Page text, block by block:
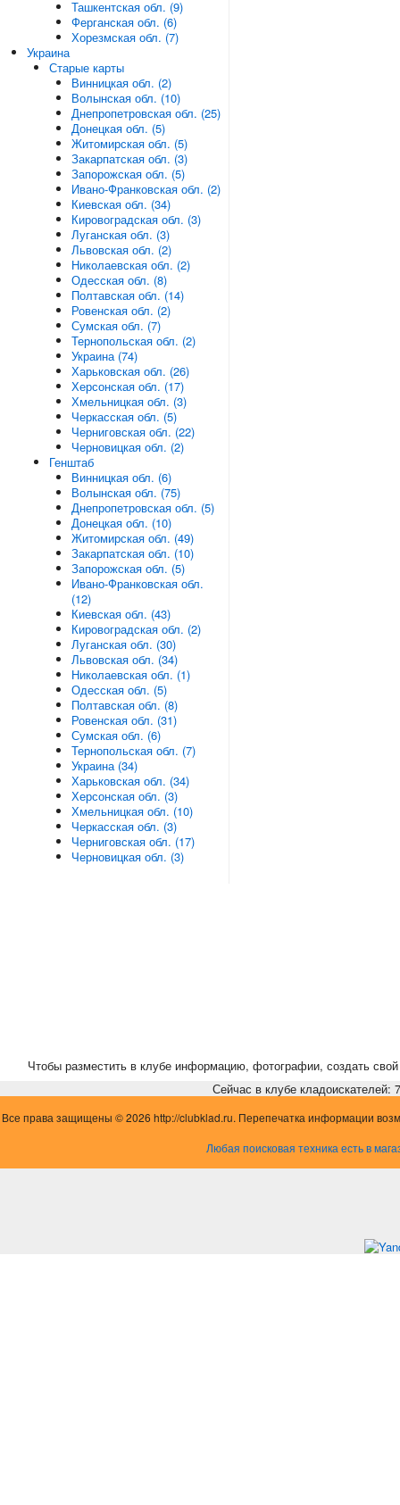
Ташкентская обл. (9)
Ферганская обл. (6)
Хорезмская обл. (7)
Украина
Старые карты
Винницкая обл. (2)
Волынская обл. (10)
Днепропетровская обл. (25)
Донецкая обл. (5)
Житомирская обл. (5)
Закарпатская обл. (3)
Запорожская обл. (5)
Ивано-Франковская обл. (2)
Киевская обл. (34)
Кировоградская обл. (3)
Луганская обл. (3)
Львовская обл. (2)
Николаевская обл. (2)
Одесская обл. (8)
Полтавская обл. (14)
Ровенская обл. (2)
Сумская обл. (7)
Тернопольская обл. (2)
Украина (74)
Харьковская обл. (26)
Херсонская обл. (17)
Хмельницкая обл. (3)
Черкасская обл. (5)
Черниговская обл. (22)
Черновицкая обл. (2)
Генштаб
Винницкая обл. (6)
Волынская обл. (75)
Днепропетровская обл. (5)
Донецкая обл. (10)
Житомирская обл. (49)
Закарпатская обл. (10)
Запорожская обл. (5)
Ивано-Франковская обл.
(12)
Киевская обл. (43)
Кировоградская обл. (2)
Луганская обл. (30)
Львовская обл. (34)
Николаевская обл. (1)
Одесская обл. (5)
Полтавская обл. (8)
Ровенская обл. (31)
Сумская обл. (6)
Тернопольская обл. (7)
Украина (34)
Харьковская обл. (34)
Херсонская обл. (3)
Хмельницкая обл. (10)
Черкасская обл. (3)
Черниговская обл. (17)
Черновицкая обл. (3)
Чтобы разместить в клубе информацию, фотографии, создать свой
Сейчас в клубе кладоискателей:
Все права защищены © 2026 http://clubklad.ru. Перепечатка информации
Любая поисковая техника есть в